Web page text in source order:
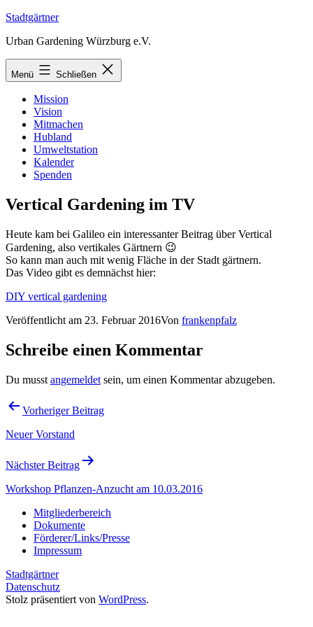
Zum
springen
Stadtgärtner
Urban Gardening Würzburg e.V.
Menü Schließen
Mission
Vision
Mitmachen
Hubland
Umweltstation
Kalender
Spenden
Vertical Gardening im TV
Heute kam bei Galileo ein interessanter Beitrag über Vertical
Gardening, also vertikales Gärtnern 😉
So kann man auch mit wenig Fläche in der Stadt gärtnern.
Das Video gibt es demnächst hier:
DIY vertical gardening
Veröffentlicht am 23. Februar 2016Von frankenpfalz
Schreibe einen Kommentar
Du musst angemeldet sein, um einen Kommentar abzugeben.
Beitragsnavigation
Vorheriger Beitrag
Neuer Vorstand
Nächster Beitrag
Workshop Pflanzen-Anzucht am 10.03.2016
Mitgliederbereich
Dokumente
Förderer/Links/Presse
Impressum
Stadtgärtner
Datenschutz
Stolz präsentiert von WordPress.